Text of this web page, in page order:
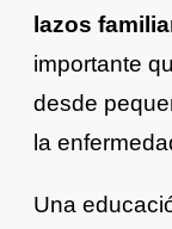
lazos
importante
desde
la
Una